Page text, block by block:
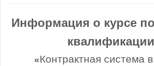
Информация о курсе
квалификации
«Контрактная система